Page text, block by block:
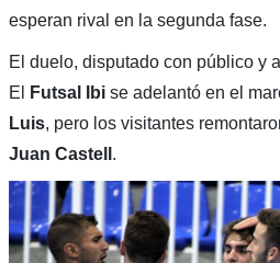
esperan rival en la segunda fase.
El duelo, disputado con público y
El
Futsal Ibi se adelantó en el
Luis, pero los visitantes
Juan Castell .